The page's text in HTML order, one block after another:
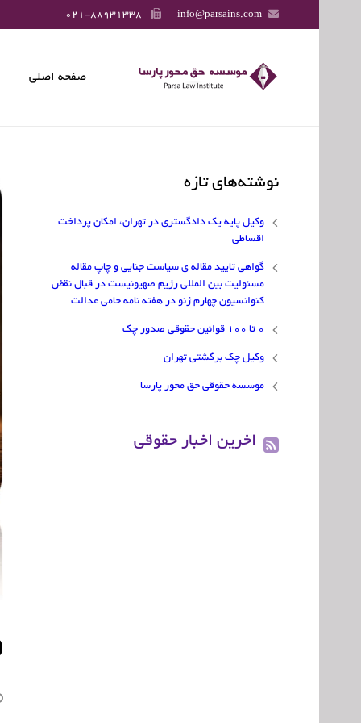
info@parsains.com
صفحه اصلی
نوشته‌های تازه
وکیل پایه یک دادگستری در تهران، امکان پرداخت
اقساطی
گواهی تایید مقاله ی سیاست جنایی و چاپ مقاله
مسئولیت بین المللی رژیم صهیونیست در قبال نقض
کنوانسیون چهارم ژنو در هفته نامه حامی عدالت
۰ تا ۱۰۰ قوانین حقوقی صدور چک
وکیل چک برگشتی تهران
موسسه حقوقی حق محور پارسا
اخرین اخبار حقوقی